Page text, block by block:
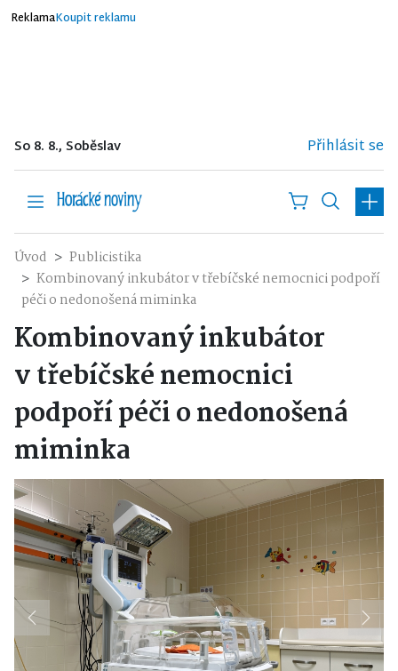
ReklamaKoupit reklamu
So 8. 8., Soběslav Přihlásit se
Úvod
Publicistika
Kombinovaný inkubátor v třebíčské nemocnici podpoří
péči o nedonošená miminka
Kombinovaný inkubátor
v třebíčské nemocnici
podpoří péči o nedonošená
miminka
Previous Next